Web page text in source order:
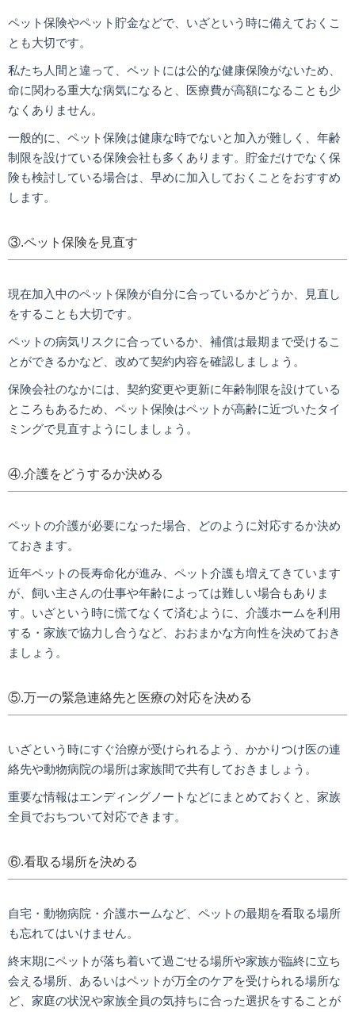
ペット保険やペット貯金などで、いざという時に備えておくこ
とも大切です。
私たち人間と違って、ペットには公的な健康保険がないため、
命に関わる重大な病気になると、医療費が高額になることも少
なくありません。
一般的に、ペット保険は健康な時でないと加入が難しく、年齢
制限を設けている保険会社も多くあります。貯金だけでなく保
険も検討している場合は、早めに加入しておくことをおすすめ
します。
③.ペット保険を見直す
現在加入中のペット保険が自分に合っているかどうか、見直し
をすることも大切です。
ペットの病気リスクに合っているか、補償は最期まで受けるこ
とができるかなど、改めて契約内容を確認しましょう。
保険会社のなかには、契約変更や更新に年齢制限を設けている
ところもあるため、ペット保険はペットが高齢に近づいたタイ
ミングで見直すようにしましょう。
④.介護をどうするか決める
ペットの介護が必要になった場合、どのように対応するか決め
ておきます。
近年ペットの長寿命化が進み、ペット介護も増えてきています
が、飼い主さんの仕事や年齢によっては難しい場合もありま
す。いざという時に慌てなくて済むように、介護ホームを利用
する・家族で協力し合うなど、おおまかな方向性を決めておき
ましょう。
⑤.万一の緊急連絡先と医療の対応を決める
いざという時にすぐ治療が受けられるよう、かかりつけ医の連
絡先や動物病院の場所は家族間で共有しておきましょう。
重要な情報はエンディングノートなどにまとめておくと、家族
全員でおちついて対応できます。
⑥.看取る場所を決める
自宅・動物病院・介護ホームなど、ペットの最期を看取る場所
も忘れてはいけません。
終末期にペットが落ち着いて過ごせる場所や家族が臨終に立ち
会える場所、あるいはペットが万全のケアを受けられる場所な
ど、家庭の状況や家族全員の気持ちに合った選択をすることが